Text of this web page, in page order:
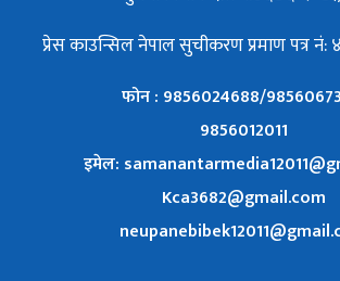
प्रेस काउन्सिल नेपाल सुचीकरण प्रमाण पत्र नं:
फोन : 9856024688/
9856012011
इमेल:
Kca3682@gmail.com